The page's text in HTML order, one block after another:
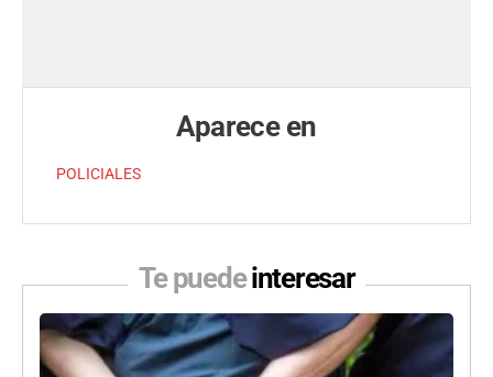
Aparece en
POLICIALES
Te puedeinteresar